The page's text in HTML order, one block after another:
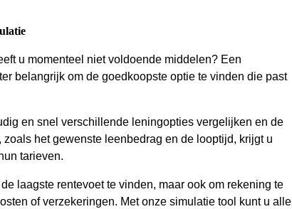
u momenteel niet voldoende middelen? Een
belangrijk om de goedkoopste optie te vinden die past
en snel verschillende leningopties vergelijken en de
het gewenste leenbedrag en de looptijd, krijgt u
tarieven.
laagste rentevoet te vinden, maar ook om rekening te
of verzekeringen. Met onze simulatie tool kunt u alle